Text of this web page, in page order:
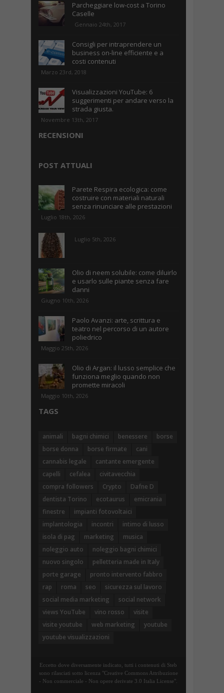
Parcheggiare low-cost a Torino
Caselle
Gennaio 24th, 2017
Consigli per intraprendere un
business on-line efficiente e a
costi contenuti
Marzo 23rd, 2018
Visualizzazioni YouTube: 6
suggerimenti per andare verso la
strada giusta.
Novembre 13th, 2017
RECENSIONI
POST ATTUALI
Parete Respira ecologica: come
costruire con materiali naturali
senza rinunciare alle prestazioni
Luglio 18th, 2026
Luglio 5th, 2026
Olio di neem solubile: come diluirlo
e usarlo sulle piante senza fare
danni
Giugno 10th, 2026
Paolo Avanzi: arte, scrittura e
teatro nel percorso di un autore
poliedrico
Maggio 25th, 2026
Olio di Argan: il lusso semplice che
funziona meglio quando non
promette miracoli
Maggio 10th, 2026
TAGS
animali bagni chimici benessere
borse
borse donna
borse firmate
cani
cannabis legale
cantante emergente
capelli
cefalea
civitavecchia
compra followers
Crypto
Dafne D
dentista Torino
ecotaurus
emicrania
finestre
impianti fotovoltaici
implantologia
incontri
intimo di lusso
isola di pag
marketing
musica
noleggio auto
noleggio bagni chimici
nuovo singolo
pelletteria made in Italy
porte garage
pronto intervento fabbro
rap
roma seo
sicurezza sul lavoro
social media marketing
social network
views YouTube
vino rosso
visite
visite youtube
web marketing
youtube
youtube visualizzazioni
Eccetto dove diversamente indicato, tutti i contenuti di Steb
sono rilasciati sotto licenza "Creative Commons Attribuzione
- Non commerciale - Non opere derivate 3.0 Italia License".